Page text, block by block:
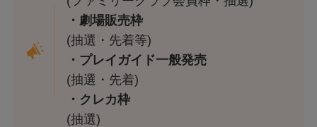
・劇場販売枠
(抽選・先着等)
・プレイガイド一般発売
(抽選・先着)
・クレカ枠
(抽選)